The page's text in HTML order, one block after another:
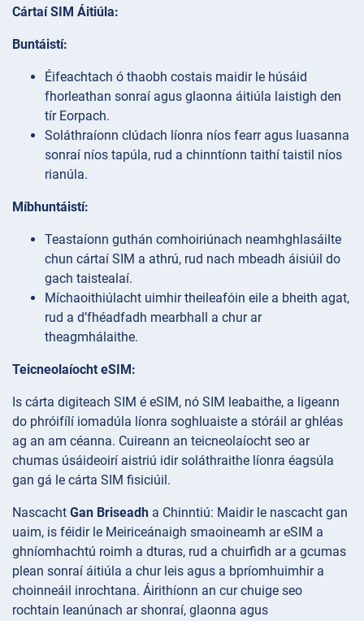
Cártaí SIM Áitiúla:
Buntáistí:
Éifeachtach ó thaobh costais maidir le húsáid
fhorleathan sonraí agus glaonna áitiúla laistigh den
tír Eorpach.
Soláthraíonn clúdach líonra níos fearr agus luasanna
sonraí níos tapúla, rud a chinntíonn taithí taistil níos
rianúla.
Míbhuntáistí:
Teastaíonn guthán comhoiriúnach neamhghlasáilte
chun cártaí SIM a athrú, rud nach mbeadh áisiúil do
gach taistealaí.
Míchaoithiúlacht uimhir theileafóin eile a bheith agat,
rud a d’fhéadfadh mearbhall a chur ar
theagmhálaithe.
Teicneolaíocht eSIM:
Is cárta digiteach SIM é eSIM, nó SIM leabaithe, a ligeann
do phróifílí iomadúla líonra soghluaiste a stóráil ar ghléas
ag an am céanna. Cuireann an teicneolaíocht seo ar
chumas úsáideoirí aistriú idir soláthraithe líonra éagsúla
gan gá le cárta SIM fisiciúil.
Nascacht Gan Briseadh a Chinntiú: Maidir le nascacht gan
uaim, is féidir le Meiriceánaigh smaoineamh ar eSIM a
ghníomhachtú roimh a dturas, rud a chuirfidh ar a gcumas
plean sonraí áitiúla a chur leis agus a bpríomhuimhir a
choinneáil inrochtana. Áirithíonn an cur chuige seo
rochtain leanúnach ar shonraí, glaonna agus